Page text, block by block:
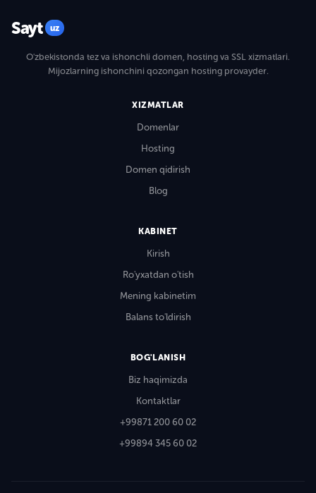
Sayt uz
O'zbekistonda tez va ishonchli domen, hosting va SSL xizmatlari.
Mijozlarning ishonchini qozongan hosting provayder.
XIZMATLAR
Domenlar
Hosting
Domen qidirish
Blog
KABINET
Kirish
Ro'yxatdan o'tish
Mening kabinetim
Balans to'ldirish
BOG'LANISH
Biz haqimizda
Kontaktlar
+99871 200 60 02
+99894 345 60 02